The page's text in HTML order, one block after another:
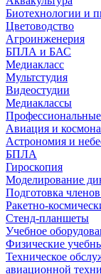
Биотехнологии и
Цветоводство
Агроинженерия
БПЛА и БАС
Медиакласс
Мультстудия
Видеостудии
Медиаклассы
Авиация и
Астрономия и
БПЛА
Гироскопия
Моделирование
Подготовка
Ракетно-
Стенд-планшеты
Учебное
Физические
Техническое
авиационной